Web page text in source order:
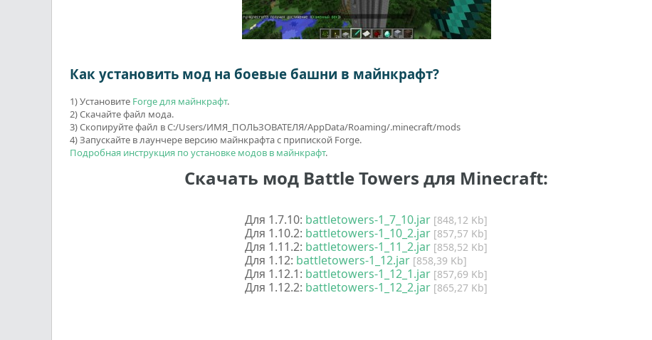
Как установить мод на боевые башни в майнкрафт?
1) Установите Forge для майнкрафт.
2) Скачайте файл мода.
3) Скопируйте файл в C:/Users/ИМЯ_ПОЛЬЗОВАТЕЛЯ/AppData/Roaming/.minecraft/mods
4) Запускайте в лаунчере версию майнкрафта с припиской Forge.
Подробная инструкция по установке модов в майнкрафт.
Скачать мод Battle Towers для Minecraft:
Для 1.7.10: battletowers-1_7_10.jar [848,12 Kb]
Для 1.10.2: battletowers-1_10_2.jar [857,57 Kb]
Для 1.11.2: battletowers-1_11_2.jar [858,52 Kb]
Для 1.12: battletowers-1_12.jar [858,39 Kb]
Для 1.12.1: battletowers-1_12_1.jar [857,69 Kb]
Для 1.12.2: battletowers-1_12_2.jar [865,27 Kb]